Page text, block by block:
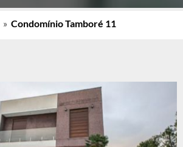
» Condomínio Tamboré 11